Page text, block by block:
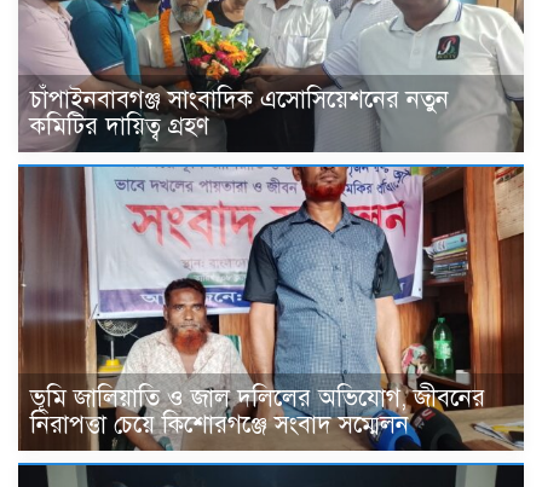
চাঁপাইনবাবগঞ্জ সাংবাদিক এসোসিয়েশনের নতুন
কমিটির দায়িত্ব গ্রহণ
ভূমি জালিয়াতি ও জাল দলিলের অভিযোগ, জীবনের
নিরাপত্তা চেয়ে কিশোরগঞ্জে সংবাদ সম্মেলন